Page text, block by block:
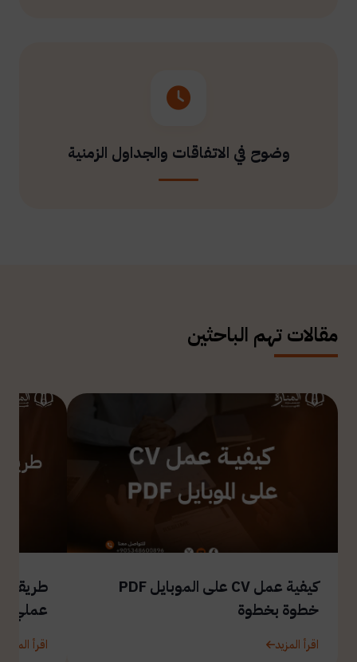
وضوح في الاتفاقات والجداول الزمنية
مقالات تهم الباحثين
كيفية عمل CV على الموبايل PDF
خطوة بخطوة
اقرأ المزيد
طريقة
عملي
اقرأ المزيد